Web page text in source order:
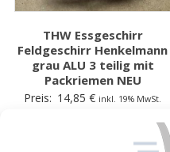
THW Essgeschirr
Feldgeschirr Henkelmann
grau ALU 3 teilig mit
Packriemen NEU
Preis: 14,85€ inkl. 19% MwSt.